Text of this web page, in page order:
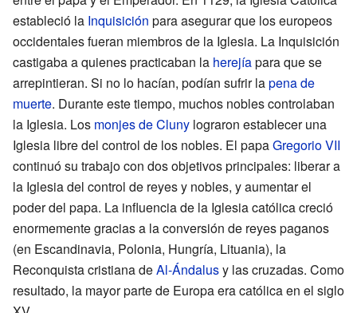
estableció la Inquisición para asegurar que los europeos
occidentales fueran miembros de la Iglesia. La Inquisición
castigaba a quienes practicaban la herejíapara que se
arrepintieran. Si no lo hacían, podían sufrir lapena de
muerte. Durante este tiempo, muchos nobles controlaban
la Iglesia. Los monjes de Cluny lograron establecer una
Iglesia libre del control de los nobles. El papaGregorio VII
continuó su trabajo con dos objetivos principales: liberar a
la Iglesia del control de reyes y nobles, y aumentar el
poder del papa. La influencia de la Iglesia católica creció
enormemente gracias a la conversión de reyes paganos
(en Escandinavia, Polonia, Hungría, Lituania), la
Reconquista cristiana deAl-Ándalusy las cruzadas. Como
resultado, la mayor parte de Europa era católica en el siglo